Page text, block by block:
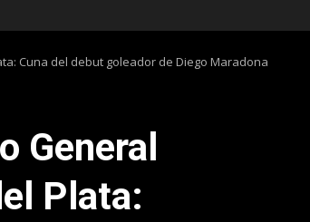
Cuna del debut goleador de Diego Maradona
General
Plata: